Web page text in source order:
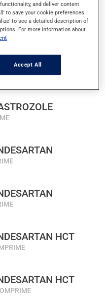
CAROT CO
C ET D
HCT
HCT
and deliver content
to save your cookie preferences
to see a detailed description of
For more information about
Accept All